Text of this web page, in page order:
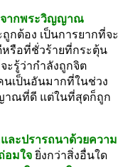
จากพระวิญญาณ
กต้อง เป็นการยากที่จะ
รือที่ชั่วร้ายที่กระตุ้น
รู้ว่ากำลังถูกจิต
เป็นอันมากที่ในช่วง
าณที่ดี แต่ในที่สุดก็ถูก
ละปรารถนาด้วยความ
อมใจ